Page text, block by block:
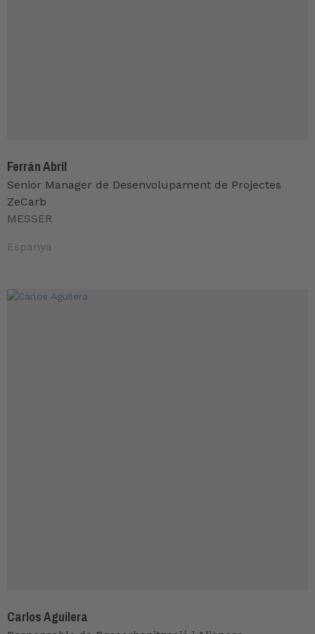
Ferrán Abril
Senior Manager de Desenvolupament de Projectes
ZeCarb
MESSER
Espanya
Carlos Aguilera